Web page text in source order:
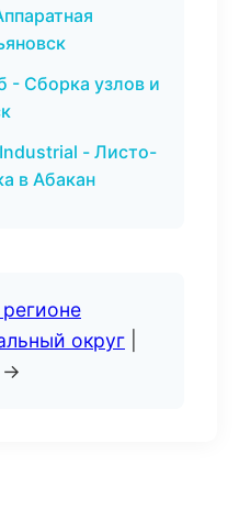
- Сборка узлов и
- Листо-
в Абакан
округ
→